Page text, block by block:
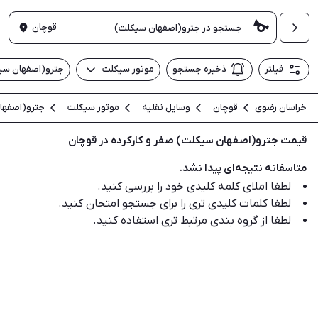
قوچان
۱
فیلتر ذخیره جستجو موتور سیکلت جترو(اصفهان
خراسان رضوی قوچان وسایل نقلیه موتور سیکلت
قیمت جترو(اصفهان سیکلت) صفر و کارکرده در قوچان
متاسفانه نتیجه‌ای پیدا نشد.
لطفا املای کلمه کلیدی خود را بررسی کنید.
لطفا کلمات کلیدی تری را برای جستجو امتحان کنید.
لطفا از گروه بندی مرتبط تری استفاده کنید.